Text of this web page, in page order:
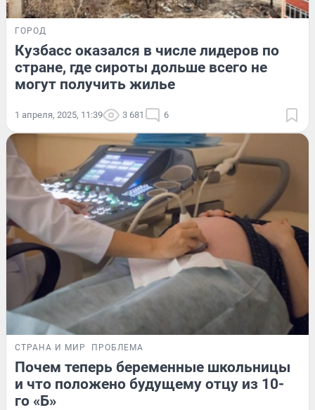
ГОРОД
Кузбасс оказался в числе лидеров по
стране, где сироты дольше всего не
могут получить жилье
1 апреля, 2025, 11:39 3 681 6
СТРАНА И МИР ПРОБЛЕМА
Почем теперь беременные школьницы
и что положено будущему отцу из 10-
го «Б»